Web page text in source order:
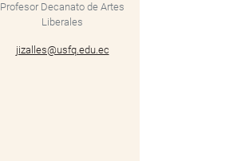
Profesor Decanato de Artes
Liberales
jizalles@usfq.edu.ec